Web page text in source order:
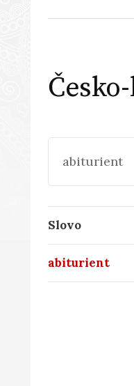
Slovo
abiturient